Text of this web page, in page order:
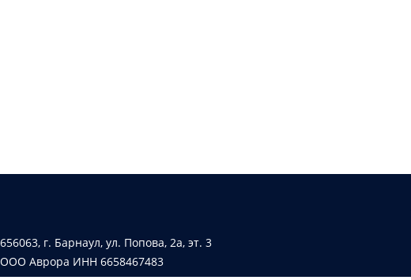
656063, г. Барнаул, ул. Попова, 2а, эт. 3
ООО Аврора ИНН 6658467483